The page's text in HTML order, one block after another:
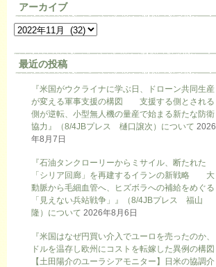
アーカイブ
最近の投稿
『米国がウクライナに学ぶ日、ドローン共同生産
が変える軍事支援の構図 支援する側とされる
側が逆転、小型無人機の量産で始まる新たな防衛
協力』（8/4JBプレス 樋口譲次）について 2026
年8月7日
『石油タンクローリーからミサイル、断たれた
「シリア回廊」を再建するイランの新戦略 大
動脈から毛細血管へ、ヒズボラへの補給をめぐる
「見えない兵站戦争」』（8/4JBプレス 福山
隆）について 2026年8月6日
『米国はなぜ円買い介入でユーロを売ったのか、
ドルを温存し欧州にコストを転嫁した異例の構図
【土田陽介のユーラシアモニター】日米の協調介